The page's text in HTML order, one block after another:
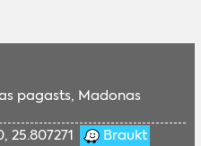
pagasts, Madonas
25.807271
Braukt